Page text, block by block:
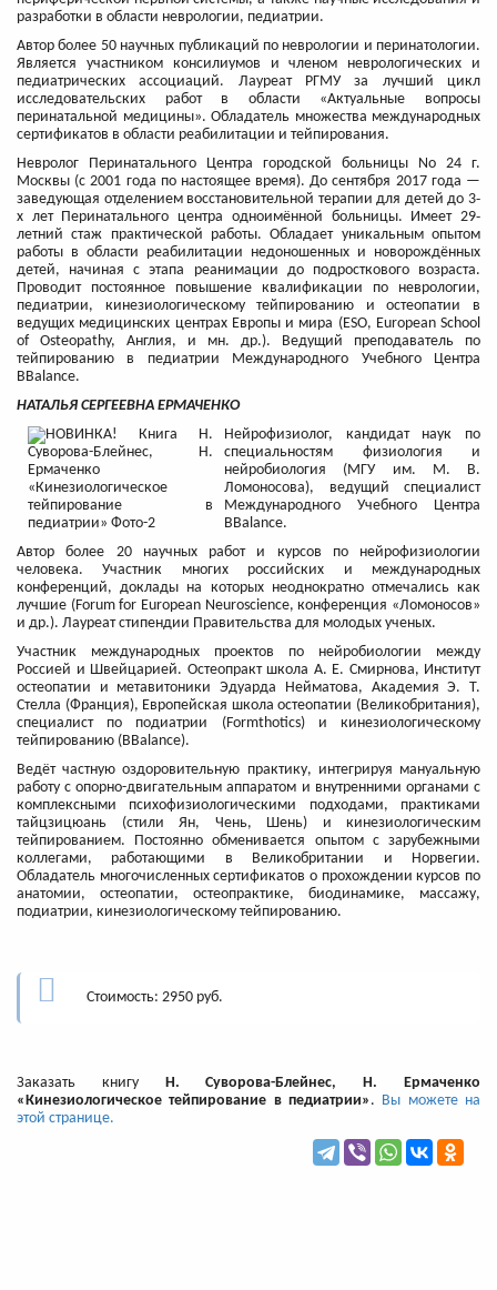
разработки в области неврологии, педиатрии.
Автор более 50 научных публикаций по неврологии и перинатологии.
Является участником консилиумов и членом неврологических и
педиатрических ассоциаций. Лауреат РГМУ за лучший цикл
исследовательских работ в области «Актуальные вопросы
перинатальной медицины». Обладатель множества международных
сертификатов в области реабилитации и тейпирования.
Невролог Перинатального Центра городской больницы No 24 г.
Москвы (с 2001 года по настоящее время). До сентября 2017 года —
заведующая отделением восстановительной терапии для детей до 3‐
х лет Перинатального центра одноимённой больницы. Имеет 29‐
летний стаж практической работы. Обладает уникальным опытом
работы в области реабилитации недоношенных и новорождённых
детей, начиная с этапа реанимации до подросткового возраста.
Проводит постоянное повышение квалификации по неврологии,
педиатрии, кинезиологическому тейпированию и остеопатии в
ведущих медицинских центрах Европы и мира (ESO, European School
of Osteopathy, Англия, и мн. др.). Ведущий преподаватель по
тейпированию в педиатрии Международного Учебного Центра
BBalance.
НАТАЛЬЯ СЕРГЕЕВНА ЕРМАЧЕНКО
Нейрофизиолог, кандидат наук по
специальностям физиология и
нейробиология (МГУ им. М. В.
Ломоносова), ведущий специалист
Международного Учебного Центра
BBalance.
Автор более 20 научных работ и курсов по нейрофизиологии
человека. Участник многих российских и международных
конференций, доклады на которых неоднократно отмечались как
лучшие (Forum for European Neuroscience, конференция «Ломоносов»
и др.). Лауреат стипендии Правительства для молодых ученых.
Участник международных проектов по нейробиологии между
Россией и Швейцарией. Остеопракт школа А. Е. Смирнова, Институт
остеопатии и метавитоники Эдуарда Нейматова, Академия Э. Т.
Стелла (Франция), Европейская школа остеопатии (Великобритания),
специалист по подиатрии (Formthotics) и кинезиологическому
тейпированию (BBalance).
Ведёт частную оздоровительную практику, интегрируя мануальную
работу с опорно-двигательным аппаратом и внутренними органами с
комплексными психофизиологическими подходами, практиками
тайцзицюань (стили Ян, Чень, Шень) и кинезиологическим
тейпированием. Постоянно обменивается опытом с зарубежными
коллегами, работающими в Великобритании и Норвегии.
Обладатель многочисленных сертификатов о прохождении курсов по
анатомии, остеопатии, остеопрактике, биодинамике, массажу,
подиатрии, кинезиологическому тейпированию.
Стоимость: 2950 руб.
Заказать книгу Н. Суворова-Блейнес, Н. Ермаченко
«Кинезиологическое тейпирование в педиатрии» . Вы можете на
этой странице.